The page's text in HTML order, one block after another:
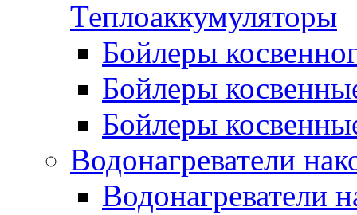
Теплоаккумуляторы
Бойлеры
Бойлеры
Бойлеры
Водонагреватели
Водонагреватели